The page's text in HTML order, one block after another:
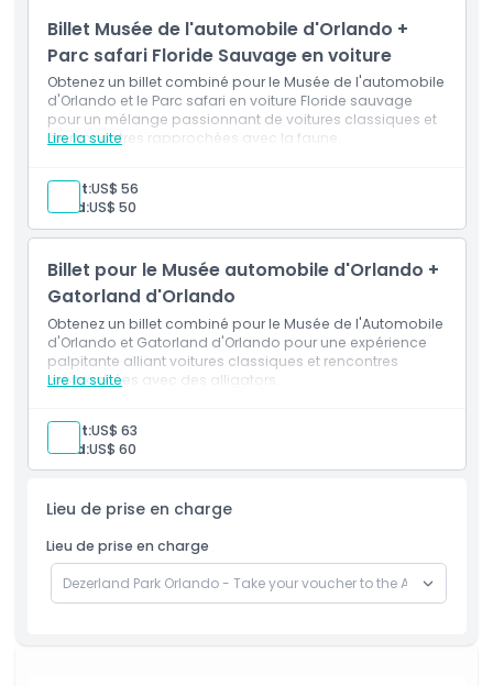
Politique enfant/adulte
Exclus
Heures d'ouverture
Emplacement
Comment échanger
Politique d'annulation
Billet Musée de l'automobile d'Orlando +
Parc safari Floride Sauvage en voiture
Obtenez un billet combiné pour le Musée de l'automobile
d'Orlando et le Parc safari en voiture Floride sauvage
pour un mélange passionnant de voitures classiques et
de rencontres rapprochées avec la faune.
Lire la suite
Adult:US$ 56
Child:US$ 50
Billet pour le Musée automobile d'Orlando +
Gatorland d'Orlando
Obtenez un billet combiné pour le Musée de l'Automobile
d'Orlando et Gatorland d'Orlando pour une expérience
palpitante alliant voitures classiques et rencontres
rapprochées avec des alligators.
Lire la suite
Adult:US$ 63
Child:US$ 60
Lieu de prise en charge
Lieu de prise en charge